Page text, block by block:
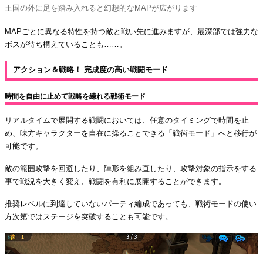
王国の外に足を踏み入れると幻想的なMAPが広がります
MAPごとに異なる特性を持つ敵と戦い先に進みますが、最深部では強力な
ボスが待ち構えていることも……。
アクション＆戦略！ 完成度の高い戦闘モード
時間を自由に止めて戦略を練れる戦術モード
リアルタイムで展開する戦闘においては、任意のタイミングで時間を止
め、味方キャラクターを自在に操ることできる「戦術モード」へと移行が
可能です。
敵の範囲攻撃を回避したり、陣形を組み直したり、攻撃対象の指示をする
事で戦況を大きく変え、戦闘を有利に展開することができます。
推奨レベルに到達していないパーティ編成であっても、戦術モードの使い
方次第ではステージを突破することも可能です。